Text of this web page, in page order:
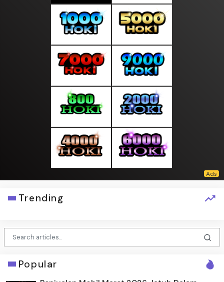
Trending
Popular